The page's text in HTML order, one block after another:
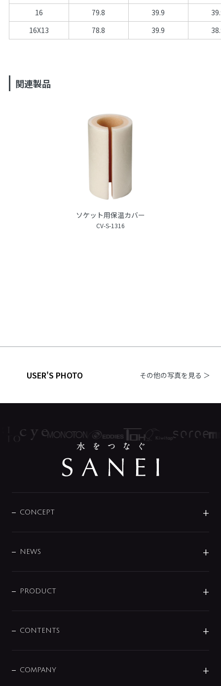
16
79.8 39.9
16X13
78.8 39.9
関連製品
ソケット用保温カバー
CV-S-1316
USER'S PHOTO その他の写真を見る ＞
CONCEPT
DESIGN
NEWS
商品に関して
その他
PRODUCT
センサー・タッチ水栓
単水栓
CONTENTS
COMPANY